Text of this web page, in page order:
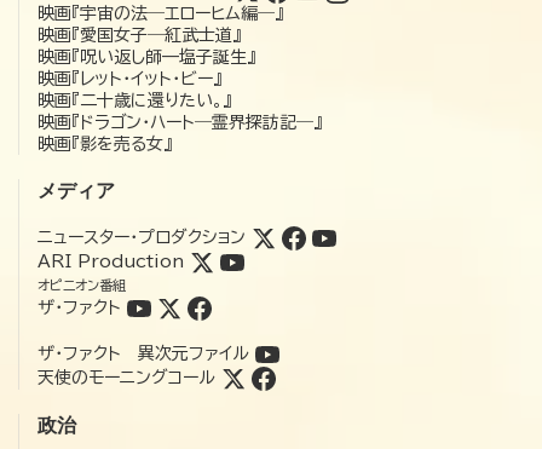
映画『宇宙の法―エローヒム編―』
映画『愛国女子―紅武士道』
映画『呪い返し師—塩子誕生』
映画『レット・イット・ビー』
映画『二十歳に還りたい。』
映画『ドラゴン・ハート―霊界探訪記―』
映画『影を売る女』
メディア
ニュースター・プロダクション
ARI Production
オピニオン番組
ザ・ファクト
ザ・ファクト 異次元ファイル
天使のモーニングコール
政治